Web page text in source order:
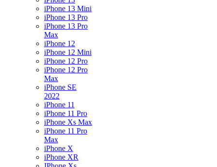
iPhone 13 Mini
iPhone 13 Pro
iPhone 13 Pro
Max
iPhone 12
iPhone 12 Mini
iPhone 12 Pro
iPhone 12 Pro
Max
iPhone SE
2022
iPhone 11
iPhone 11 Pro
iPhone Xs Max
iPhone 11 Pro
Max
iPhone X
iPhone XR